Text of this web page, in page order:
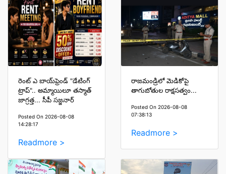
రెంట్ ఎ బాయ్‌ఫ్రెండ్ "డేటింగ్
ట్రాప్".. అమ్మాయిలూ తస్మాత్
జాగ్రత్త... సీపీ సజ్జనార్
Posted On 2026-08-08
14:28:17
Readmore >
రాజమండ్రిలో మెడికోపై
తాగుబోతుల రాక్షసత్వం...
Posted On 2026-08-08
07:38:13
Readmore >